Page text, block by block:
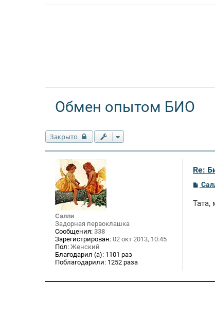
Обмен опытом БИО
Закрыто
Салли
Задорная первоклашка
Сообщения: 338
Зарегистрирован: 02 окт 2013, 10:45
Пол: Женский
Благодарил (а): 1101 раз
Поблагодарили: 1252 раза
Re:
С
б
Тата,